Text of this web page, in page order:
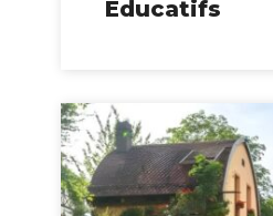
Educatifs